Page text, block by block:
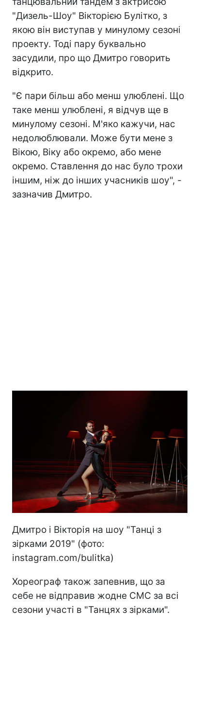
"Дизель-Шоу" Вікторією Булітко, з
якою він виступав у минулому сезоні
проекту. Тоді пару буквально
засудили, про що Дмитро говорить
відкрито.
"Є пари більш або менш улюблені. Що
таке менш улюблені, я відчув ще в
минулому сезоні. М'яко кажучи, нас
недолюблювали. Може бути мене з
Вікою, Віку або окремо, або мене
окремо. Ставлення до нас було трохи
іншим, ніж до інших учасників шоу", -
зазначив Дмитро.
Дмитро і Вікторія на шоу "Танці з
зірками 2019" (фото:
instagram.com/bulitka)
Хореограф також запевнив, що за
себе не відправив жодне СМС за всі
сезони участі в "Танцях з зірками".